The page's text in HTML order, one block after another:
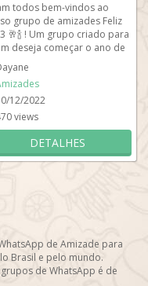
todos bem-vindos ao
grupo de amizades Feliz
🥂🍾 ! Um grupo criado para
deseja começar o ano de
com o pé direito,
12/2022
views
DETALHES
de Amizade para
Brasil e pelo mundo.
de WhatsApp é de